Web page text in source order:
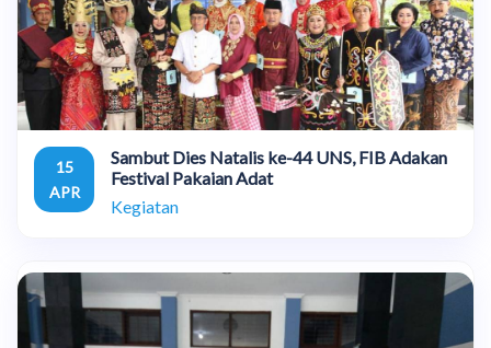
15
APR
Sambut Dies Natalis ke-44 UNS, FIB Adakan
Festival Pakaian Adat
Kegiatan